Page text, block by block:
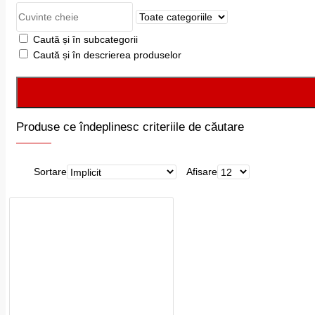
Caută și în subcategorii
Caută și în descrierea produselor
Produse ce îndeplinesc criteriile de căutare
Sortare Afisare